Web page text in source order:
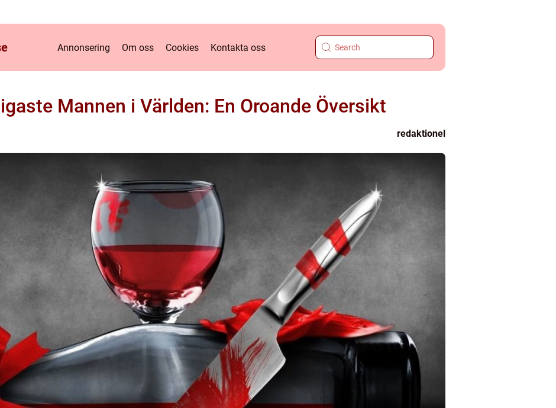
Annonsering Om oss Cookies Kontakta oss
Mannen i Världen: En Oroande Översikt
redaktionel